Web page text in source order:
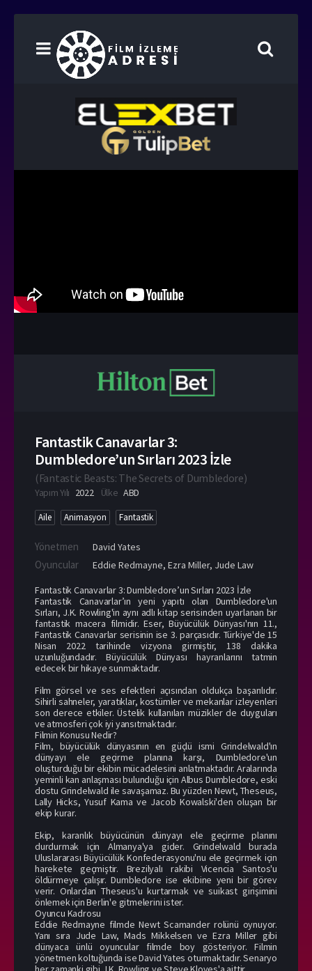
Fantastik Canavarlar 3:
Dumbledore’un Sırları 2023 İzle
(Fantastic Beasts: The Secrets of Dumbledore)
Yapım Yılı 2022 Ülke ABD
Aile Animasyon Fantastik
Yönetmen David Yates
Oyuncular Eddie Redmayne, Ezra Miller, Jude Law
Fantastik Canavarlar 3: Dumbledore’un Sırları 2023 İzle
Fantastik Canavarlar’ın yeni yapıtı olan Dumbledore'un
Sırları, J.K. Rowling'in aynı adlı kitap serisinden uyarlanan bir
fantastik macera filmidir. Eser, Büyücülük Dünyası'nın 11.,
Fantastik Canavarlar serisinin ise 3. parçasıdır. Türkiye'de 15
Nisan 2022 tarihinde vizyona girmiştir, 138 dakika
uzunluğundadır. Büyücülük Dünyası hayranlarını tatmin
edecek bir hikaye sunmaktadır.
Film görsel ve ses efektleri açısından oldukça başarılıdır.
Sihirli sahneler, yaratıklar, kostümler ve mekanlar izleyenleri
son derece etkiler. Üstelik kullanılan müzikler de duyguları
ve atmosferi çok iyi yansıtmaktadır.
Filmin Konusu Nedir?
Film, büyücülük dünyasının en güçlü ismi Grindelwald'ın
dünyayı ele geçirme planına karşı, Dumbledore'un
oluşturduğu bir ekibin mücadelesini anlatmaktadır. Aralarında
yeminli kan anlaşması bulunduğu için Albus Dumbledore, eski
dostu Grindelwald ile savaşamaz. Bu yüzden Newt, Theseus,
Lally Hicks, Yusuf Kama ve Jacob Kowalski'den oluşan bir
ekip kurar.
Ekip, karanlık büyücünün dünyayı ele geçirme planını
durdurmak için Almanya'ya gider. Grindelwald burada
Uluslararası Büyücülük Konfederasyonu'nu ele geçirmek için
harekete geçmiştir. Brezilyalı rakibi Vicencia Santos'u
öldürmeye çalışır. Dumbledore ise ekibine yeni bir görev
verir. Onlardan Theseus'u kurtarmak ve suikast girişimini
önlemek için Berlin'e gitmelerini ister.
Oyuncu Kadrosu
Eddie Redmayne filmde Newt Scamander rolünü oynuyor.
Yanı sıra Jude Law, Mads Mikkelsen ve Ezra Miller gibi
dünyaca ünlü oyuncular filmde boy gösteriyor. Filmin
yönetmen koltuğunda ise David Yates oturmaktadır. Senaryo